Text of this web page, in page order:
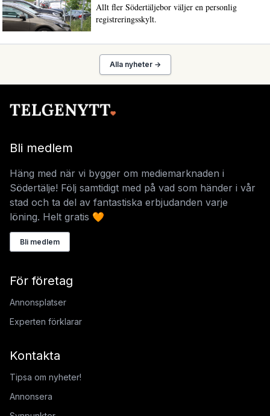
Allt fler Södertäljebor väljer en personlig
registreringsskylt.
Alla nyheter →
Bli medlem
Häng med när vi bygger om mediemarknaden i
Södertälje! Följ samtidigt med på vad som händer i vår
stad och ta del av fantastiska erbjudanden varje
löning. Helt gratis 🧡
Bli medlem
För företag
Annonsplatser
Experten förklarar
Kontakta
Tipsa om nyheter!
Annonsera